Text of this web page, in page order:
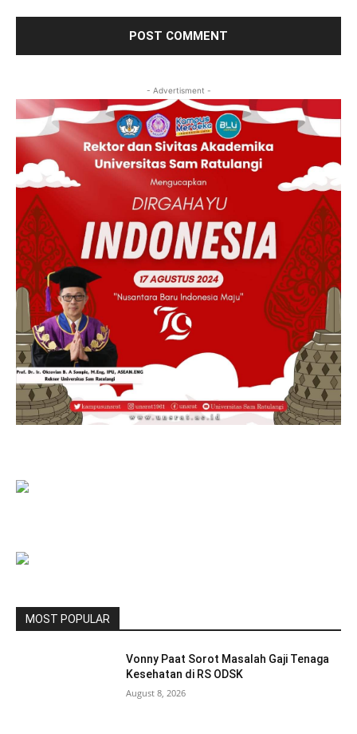
- Advertisment -
MOST POPULAR
Vonny Paat Sorot Masalah Gaji Tenaga
Kesehatan di RS ODSK
August 8, 2026